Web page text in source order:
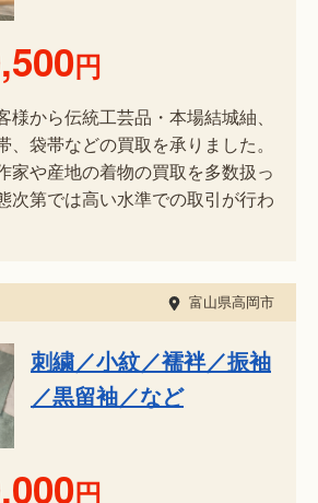
円
様から伝統工芸品・本場結城紬、
、袋帯などの買取を承りました。
家や産地の着物の買取を多数扱っ
次第では高い水準での取引が行わ
富山県高岡市
刺繍／小紋／襦袢／振袖
／黒留袖／など
円